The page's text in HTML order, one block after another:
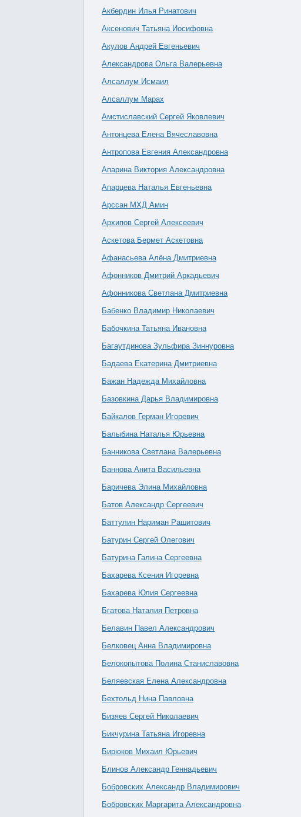
Акбердин Илья Ринатович
Аксенович Татьяна Иосифовна
Акулов Андрей Евгеньевич
Александрова Ольга Валерьевна
Алсаллум Исмаил
Алсаллум Марах
Амстиславский Сергей Яковлевич
Антонцева Елена Вячеславовна
Антропова Евгения Александровна
Апарина Виктория Александровна
Апарцева Наталья Евгеньевна
Арссан МХД Амин
Архипов Сергей Алексеевич
Аскетова Бермет Аскетовна
Афанасьева Алёна Дмитриевна
Афонников Дмитрий Аркадьевич
Афонникова Светлана Дмитриевна
Бабенко Владимир Николаевич
Бабочкина Татьяна Ивановна
Багаутдинова Зульфира Зиннуровна
Бадаева Екатерина Дмитриевна
Бажан Надежда Михайловна
Базовкина Дарья Владимировна
Байкалов Герман Игоревич
Балыбина Наталья Юрьевна
Банникова Светлана Валерьевна
Баннова Анита Васильевна
Баричева Элина Михайловна
Батов Александр Сергеевич
Баттулин Нариман Рашитович
Батурин Сергей Олегович
Батурина Галина Сергеевна
Бахарева Ксения Игоревна
Бахарева Юлия Сергеевна
Бгатова Наталия Петровна
Белавин Павел Александрович
Белковец Анна Владимировна
Белокопытова Полина Станиславовна
Беляевская Елена Александровна
Бехтольд Нина Павловна
Бизяев Сергей Николаевич
Бикчурина Татьяна Игоревна
Бирюков Михаил Юрьевич
Блинов Александр Геннадьевич
Бобровских Александр Владимирович
Бобровских Маргарита Александровна